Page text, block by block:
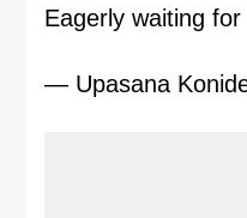
Eagerly waiting
— Upasana